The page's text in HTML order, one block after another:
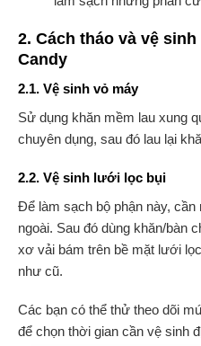
2. Cách tháo và vệ
Candy
2.1. Vệ sinh vỏ máy
Sử dụng khăn mềm lau xung
chuyên dụng, sau đó lau lại
2.2. Vệ sinh lưới lọc bụi
Để làm sạch bộ phận này,
ngoài. Sau đó dùng khăn/bàn
xơ vải bám trên bề mặt lưới
như cũ.
Các bạn có thể thử theo dõi
để chọn thời gian cần vệ sinh